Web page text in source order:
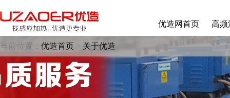
优造网首页 高频
当前位置： 优造首页 > 关于优造